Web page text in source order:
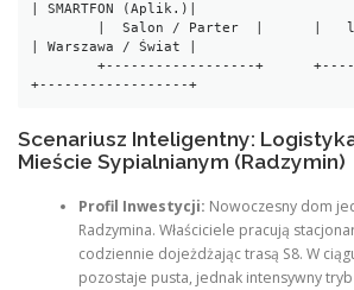
| SMARTFON (Aplik.)|
| Warszawa / Świat |
        +------------------+      +------------------+
Scenariusz Inteligentny:
Mieście Sypialnianym (Radzymin)
Profil Inwestycji: Nowoczesny dom
Radzymina. Właściciele pracują
codziennie dojeżdżając trasą S8. W
pozostaje pusta, jednak intensywny